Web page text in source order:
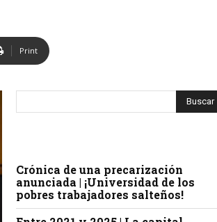
Print
Crónica de una precarización
anunciada | ¡Universidad de los
pobres trabajadores salteños!